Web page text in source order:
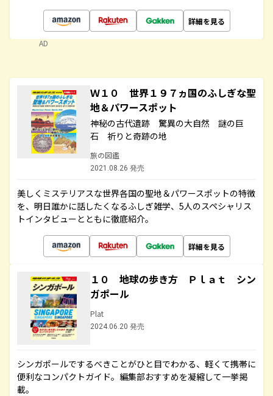
詳細を見る
AD
Ｗ１０ 世界１９７ヵ国のふしぎな聖
地＆パワースポット
神秘の古代遺跡 驚異の大自然 謎の巨
石 祈りと奇跡の地
旅の図鑑
2021.08.26 発売
美しくミステリアスな世界各国の聖地＆パワースポットの特徴
を、明日誰かに話したくなるふしぎ雑学、5人のスペシャリス
トインタビューとともに徹底紹介。
詳細を見る
１０ 地球の歩き方 Ｐｌａｔ シン
ガポール
Plat
2024.06.20 発売
シンガポールでするべきことがひと目でわかる、軽くて携帯に
便利なコンパクトガイド。編集部おすすめを凝縮して一挙掲
載。